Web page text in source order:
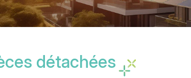
détachées